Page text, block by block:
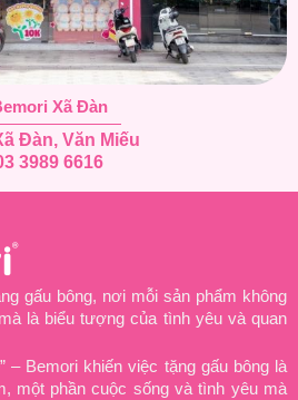
Xã Đàn
Đàn, Văn Miếu
3989 6616
gấu bông, nơi mỗi sản phẩm không
là biểu tượng của tình yêu và quan
– Bemori khiến việc tặng gấu bông là
một phần cuộc sống và tình yêu mà